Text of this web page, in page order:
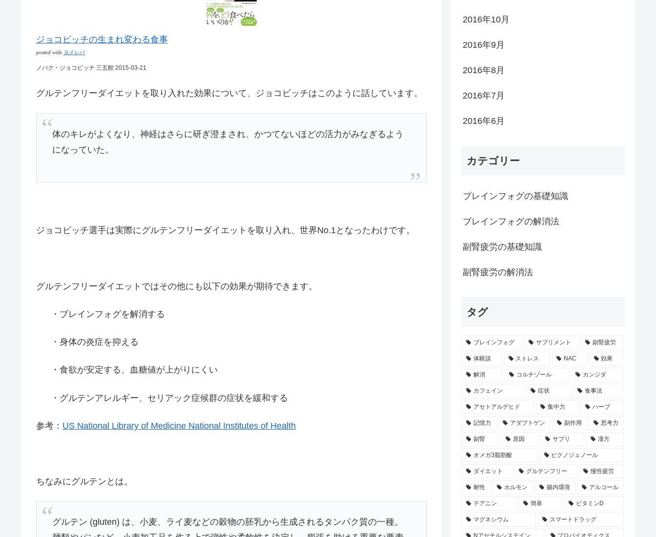
ジョコビッチの生まれ変わる食事
posted with ヨメレバ
ノバク・ジョコビッチ 三五館 2015-03-21
グルテンフリーダイエットを取り入れた効果について、ジョコビッチはこのように話しています。
体のキレがよくなり、神経はさらに研ぎ澄まされ、かつてないほどの活力がみなぎるよう
になっていた。
ジョコビッチ選手は実際にグルテンフリーダイエットを取り入れ、世界No.1となったわけです。
グルテンフリーダイエットではその他にも以下の効果が期待できます。
・ブレインフォグを解消する
・身体の炎症を抑える
・食欲が安定する、血糖値が上がりにくい
・グルテンアレルギー、セリアック症候群の症状を緩和する
参考： US National Library of Medicine National Institutes of Health
ちなみにグルテンとは。
グルテン (gluten) は、小麦、ライ麦などの穀物の胚乳から生成されるタンパク質の一種。
2016年10月
2016年9月
2016年8月
2016年7月
2016年6月
カテゴリー
ブレインフォグの基礎知識
ブレインフォグの解消法
副腎疲労の基礎知識
副腎疲労の解消法
タグ
ブレインフォグ サプリメント 副腎疲労
体験談 ストレス NAC 効果
解消 コルチゾール カンジダ
カフェイン 症状 食事法
アセトアルデヒド 集中力 ハーブ
記憶力 アダプトゲン 副作用 思考力
副腎 原因 サプリ 漢方
オメガ3脂肪酸 ピクノジェノール
ダイエット グルテンフリー 慢性疲労
耐性 ホルモン 腸内環境 アルコール
テアニン 簡単 ビタミンD
マグネシウム スマートドラッグ
Nアセチルシステイン プロバイオティクス